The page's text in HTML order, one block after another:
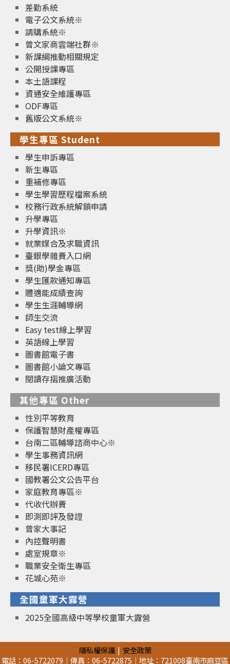
差勤系統
電子公文系統※
請購系統※
曾文家商雲端社群※
新課綱推動相關規定
公開授課專區
本土語課程
資通安全維護專區
ODF專區
舊版公文系統※
學生專區 Student
學生申訴專區
新生專區
重補修專區
學生學習歷程檔案系統
校務行政系統解鎖申請
升學專區
升學資訊※
就業媒合及求職資訊
臺銀學雜費入口網
獎(助)學金專區
學生匯款通知專區
體適能成績查詢
學生生涯輔導網
師生交流
Easy test線上學習
英語線上學習
圖書館電子書
圖書館小論文專區
閱讀存摺推廣活動
其他專區 Other
性別平等教育
保護智慧財產權專區
台南二區輔導諮商中心※
學生事務資訊網
移民署ICERD專區
國教署公文公告平台
家庭教育專區※
代收代辦費
即測即評及發證
曾家大事記
內控聲明書
處室規章※
職業安全衛生專區
花城心苑※
全國童軍大露營
2025全國高級中等學校童軍大露營
隱私權保護
安全政策
電話：06-5722079｜傳真：06-5722875｜地址：721008臺南市麻豆區